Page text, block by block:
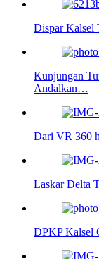
Dispar Kalsel
Kunjungan
Andalkan…
Dari VR 360
Laskar Delta
DPKP Kalsel